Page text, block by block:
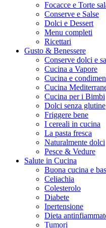
Focacce e Torte
Conserve e Salse
Dolci e Dessert
Menu completi
Ricettari
Gusto & Benessere
Conserve dolci e
Cucina a Vapore
Cucina e
Cucina
Cucina per i Bimbi
Dolci senza glutine
Friggere bene
I cereali in cucina
La pasta fresca
Naturalmente dolci
Pesce & Vedure
Salute in Cucina
Buona cucina e
Celiachia
Colesterolo
Diabete
Ipertensione
Dieta
Tumori